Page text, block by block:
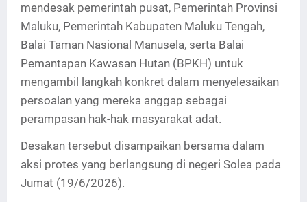
mendesak pemerintah pusat, Pemerintah Provinsi
Maluku, Pemerintah Kabupaten Maluku Tengah,
Balai Taman Nasional Manusela, serta Balai
Pemantapan Kawasan Hutan (BPKH) untuk
mengambil langkah konkret dalam menyelesaikan
persoalan yang mereka anggap sebagai
perampasan hak-hak masyarakat adat.
Desakan tersebut disampaikan bersama dalam
aksi protes yang berlangsung di negeri Solea pada
Jumat (19/6/2026).